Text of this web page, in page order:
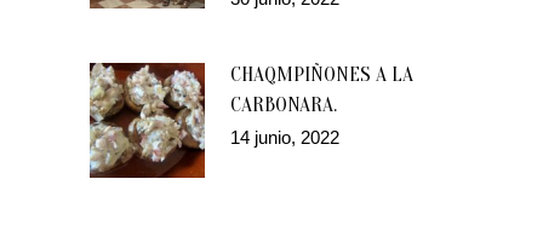
CHAQMPIÑONES A LA
CARBONARA.
14 junio, 2022